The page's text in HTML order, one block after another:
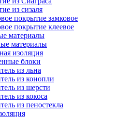
из сизаля
покрытие замковое
покрытие клеевое
материалы
материалы
изоляция
блоки
из льна
из конопли
из шерсти
из кокоса
из пеностекла